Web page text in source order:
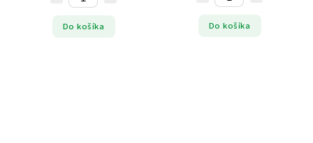
Do košíka Do košíka